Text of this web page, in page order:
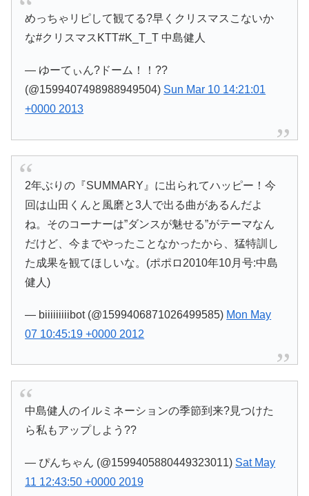
めっちゃリピして観てる?早くクリスマスこないか
な#クリスマスKTT#K_T_T 中島健人
— ゆーてぃん?ドーム！！??
(@1599407498988949504) Sun Mar 10 14:21:01
+0000 2013
2年ぶりの『SUMMARY』に出られてハッピー！今
回は山田くんと風磨と3人で出る曲があるんだよ
ね。そのコーナーは”ダンスが魅せる”がテーマなん
だけど、今までやったことなかったから、猛特訓し
た成果を観てほしいな。(ポポロ2010年10月号:中島
健人)
— biiiiiiiiibot (@1599406871026499585) Mon May
07 10:45:19 +0000 2012
中島健人のイルミネーションの季節到来?見つけた
ら私もアップしよう??
— ぴんちゃん (@1599405880449323011) Sat May
11 12:43:50 +0000 2019